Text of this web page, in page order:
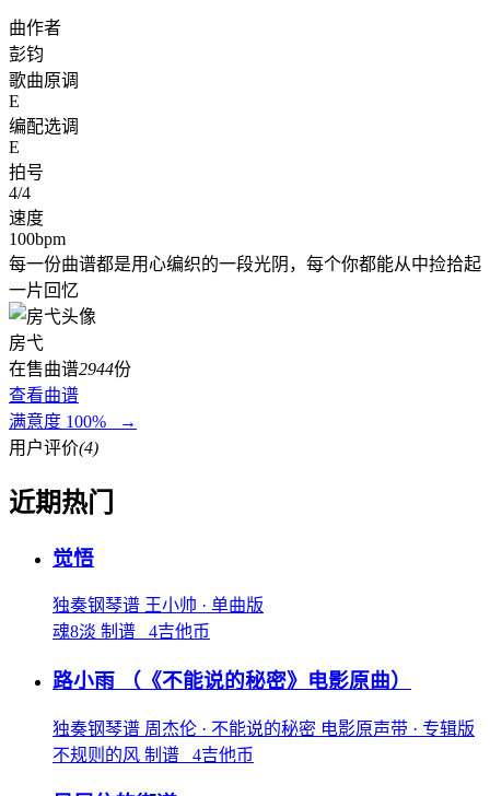
曲作者
彭钧
歌曲原调
E
编配选调
E
拍号
4/4
速度
100bpm
每一份曲谱都是用心编织的一段光阴，每个你都能从中捡拾起
一片回忆
房弋
在售曲谱2944份
查看曲谱
满意度 100% →
用户评价(4)
近期热门
觉悟
独奏钢琴谱 王小帅 · 单曲版
魂8淡 制谱 4吉他币
路小雨 （《不能说的秘密》电影原曲）
独奏钢琴谱 周杰伦 · 不能说的秘密 电影原声带 · 专辑版
不规则的风 制谱 4吉他币